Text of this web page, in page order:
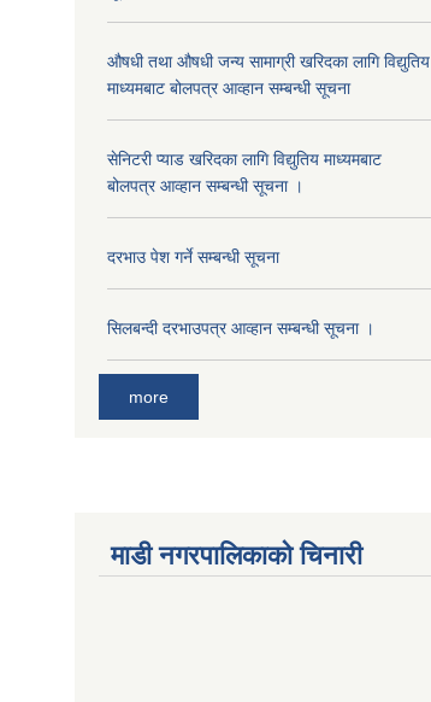
औषधी तथा औषधी जन्य सामाग्री खरिदका लागि विद्युतिय
माध्यमबाट बोलपत्र आव्हान सम्बन्धी सूचना
सेनिटरी प्याड खरिदका लागि विद्युतिय माध्यमबाट
बोलपत्र आव्हान सम्बन्धी सूचना ।
दरभाउ पेश गर्ने सम्बन्धी सूचना
सिलबन्दी दरभाउपत्र आव्हान सम्बन्धी सूचना ।
more
माडी नगरपालिकाको चिनारी